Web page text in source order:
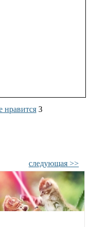
нравится 3
следующая >>